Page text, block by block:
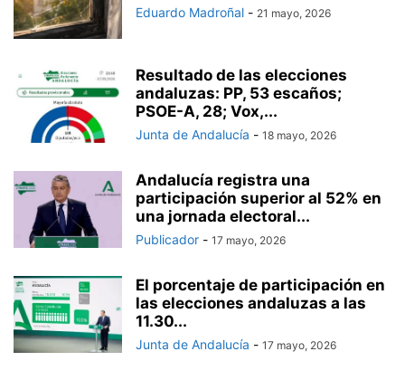
Eduardo Madroñal - 21 mayo, 2026
Resultado de las elecciones
andaluzas: PP, 53 escaños;
PSOE-A, 28; Vox,...
Junta de Andalucía - 18 mayo, 2026
Andalucía registra una
participación superior al 52% en
una jornada electoral...
Publicador - 17 mayo, 2026
El porcentaje de participación en
las elecciones andaluzas a las
11.30...
Junta de Andalucía - 17 mayo, 2026